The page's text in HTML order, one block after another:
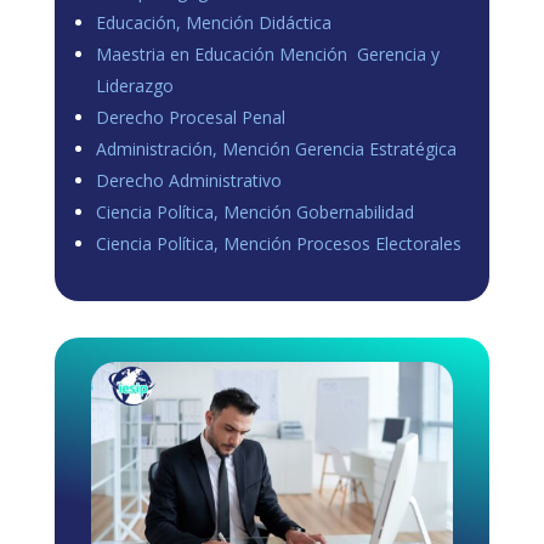
Educación, Mención Didáctica
Maestria en Educación Mención Gerencia y
Liderazgo
Derecho Procesal Penal
Administración, Mención Gerencia Estratégica
Derecho Administrativo
Ciencia Política, Mención Gobernabilidad
Ciencia Política, Mención Procesos Electorales